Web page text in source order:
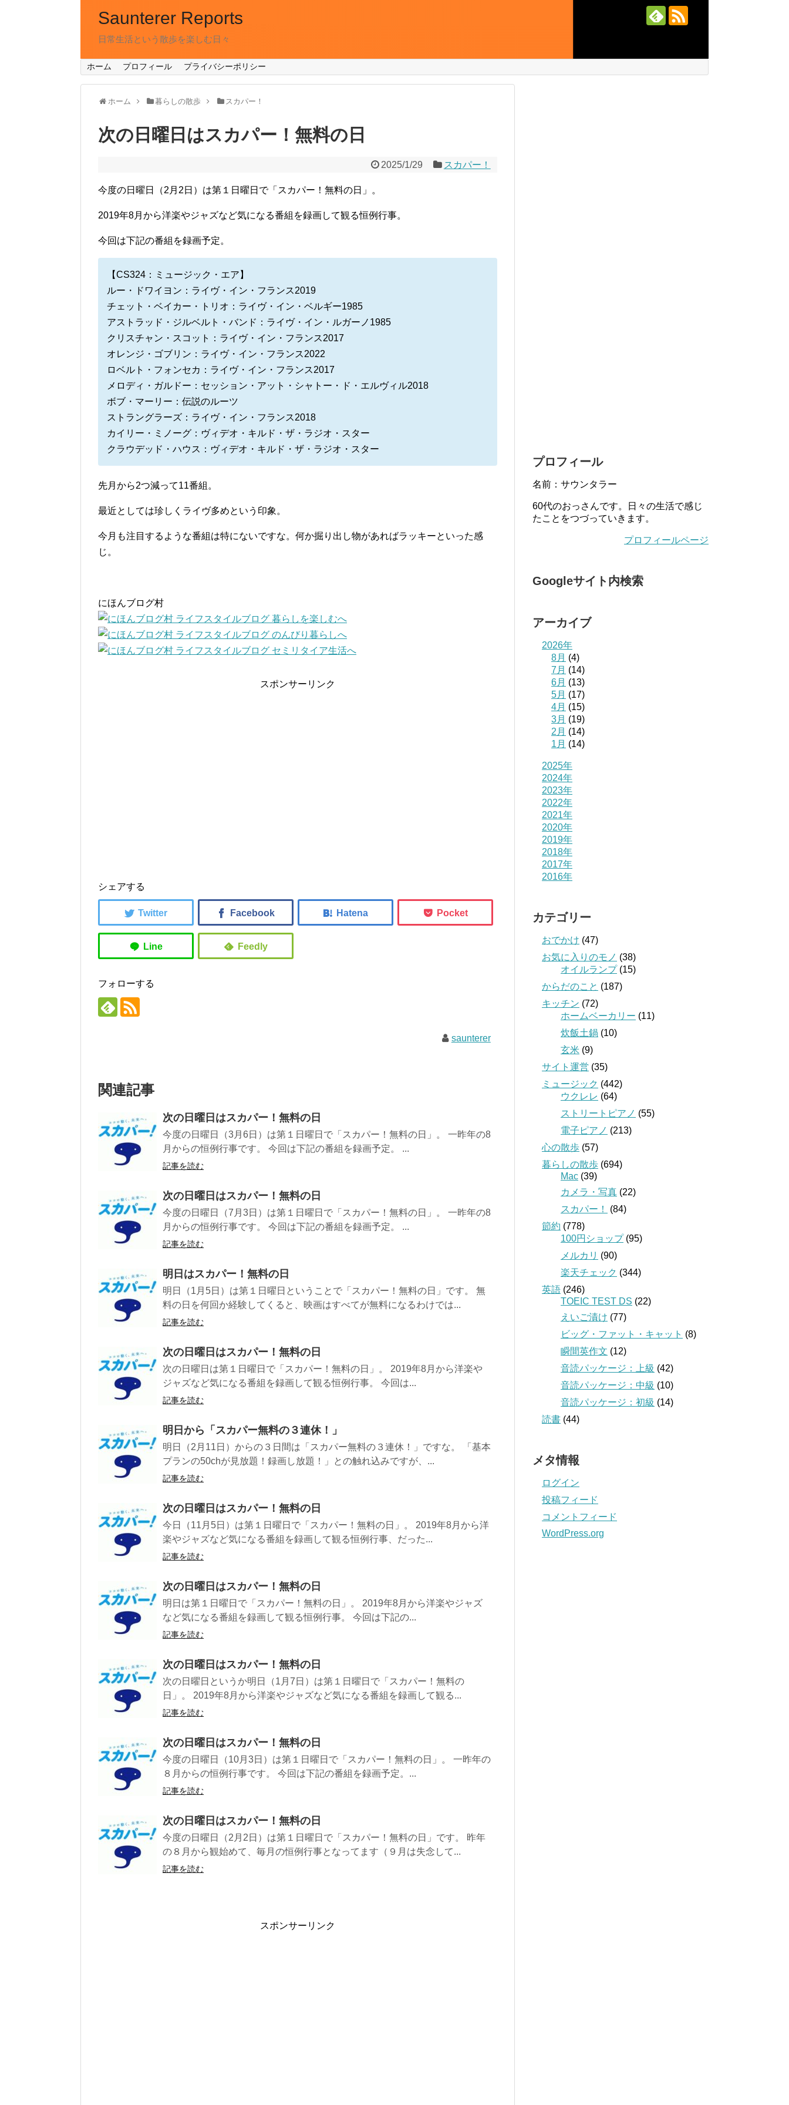
Saunterer Reports
日常生活という散歩を楽しむ日々
ホーム プロフィール プライバシーポリシー
ホーム 暮らしの散歩 スカパー！
次の日曜日はスカパー！無料の日
2025/1/29 スカパー！
今度の日曜日（2月2日）は第１日曜日で「スカパー！無料の日」。
2019年8月から洋楽やジャズなど気になる番組を録画して観る恒例行事。
今回は下記の番組を録画予定。
【CS324：ミュージック・エア】
ルー・ドワイヨン：ライヴ・イン・フランス2019
チェット・ベイカー・トリオ：ライヴ・イン・ベルギー1985
アストラッド・ジルベルト・バンド：ライヴ・イン・ルガーノ1985
クリスチャン・スコット：ライヴ・イン・フランス2017
オレンジ・ゴブリン：ライヴ・イン・フランス2022
ロベルト・フォンセカ：ライヴ・イン・フランス2017
メロディ・ガルドー：セッション・アット・シャトー・ド・エルヴィル2018
ボブ・マーリー：伝説のルーツ
ストラングラーズ：ライヴ・イン・フランス2018
カイリー・ミノーグ：ヴィデオ・キルド・ザ・ラジオ・スター
クラウデッド・ハウス：ヴィデオ・キルド・ザ・ラジオ・スター
先月から2つ減って11番組。
最近としては珍しくライヴ多めという印象。
今月も注目するような番組は特にないですな。何か掘り出し物があればラッキーといった感
じ。
にほんブログ村
スポンサーリンク
シェアする
フォローする
saunterer
関連記事
次の日曜日はスカパー！無料の日
今度の日曜日（3月6日）は第１日曜日で「スカパー！無料の日」。 一昨年の8
月からの恒例行事です。 今回は下記の番組を録画予定。 ...
記事を読む
次の日曜日はスカパー！無料の日
今度の日曜日（7月3日）は第１日曜日で「スカパー！無料の日」。 一昨年の8
月からの恒例行事です。 今回は下記の番組を録画予定。 ...
記事を読む
明日はスカパー！無料の日
明日（1月5日）は第１日曜日ということで「スカパー！無料の日」です。 無
料の日を何回か経験してくると、映画はすべてが無料になるわけでは...
記事を読む
次の日曜日はスカパー！無料の日
次の日曜日は第１日曜日で「スカパー！無料の日」。 2019年8月から洋楽や
ジャズなど気になる番組を録画して観る恒例行事。 今回は...
記事を読む
明日から「スカパー無料の３連休！」
明日（2月11日）からの３日間は「スカパー無料の３連休！」ですな。 「基本
プランの50chが見放題！録画し放題！」との触れ込みですが、...
記事を読む
次の日曜日はスカパー！無料の日
今日（11月5日）は第１日曜日で「スカパー！無料の日」。 2019年8月から洋
楽やジャズなど気になる番組を録画して観る恒例行事、だった...
記事を読む
次の日曜日はスカパー！無料の日
明日は第１日曜日で「スカパー！無料の日」。 2019年8月から洋楽やジャズ
など気になる番組を録画して観る恒例行事。 今回は下記の...
記事を読む
次の日曜日はスカパー！無料の日
次の日曜日というか明日（1月7日）は第１日曜日で「スカパー！無料の
日」。 2019年8月から洋楽やジャズなど気になる番組を録画して観る...
記事を読む
次の日曜日はスカパー！無料の日
今度の日曜日（10月3日）は第１日曜日で「スカパー！無料の日」。 一昨年の
８月からの恒例行事です。 今回は下記の番組を録画予定。...
記事を読む
次の日曜日はスカパー！無料の日
今度の日曜日（2月2日）は第１日曜日で「スカパー！無料の日」です。 昨年
の８月から観始めて、毎月の恒例行事となってます（９月は失念して...
記事を読む
スポンサーリンク
プロフィール
名前：サウンタラー
60代のおっさんです。日々の生活で感じ
たことをつづっていきます。
プロフィールページ
Googleサイト内検索
アーカイブ
2026年
8月 (4)
7月 (14)
6月 (13)
5月 (17)
4月 (15)
3月 (19)
2月 (14)
1月 (14)
2025年
2024年
2023年
2022年
2021年
2020年
2019年
2018年
2017年
2016年
カテゴリー
おでかけ (47)
お気に入りのモノ (38)
オイルランプ(15)
からだのこと (187)
キッチン (72)
ホームベーカリー (11)
炊飯土鍋 (10)
玄米 (9)
サイト運営 (35)
ミュージック (442)
ウクレレ (64)
ストリートピアノ (55)
電子ピアノ (213)
心の散歩 (57)
暮らしの散歩 (694)
Mac (39)
カメラ・写真 (22)
スカパー！
(84)
節約 (778)
100円ショップ(95)
メルカリ (90)
楽天チェック (344)
英語 (246)
TOEIC TEST DS (22)
えいご漬け (77)
ビッグ・ファット・キャット (8)
瞬間英作文 (12)
音読パッケージ：上級 (42)
音読パッケージ：中級 (10)
音読パッケージ：初級 (14)
読書 (44)
メタ情報
ログイン
投稿フィード
コメントフィード
WordPress.org